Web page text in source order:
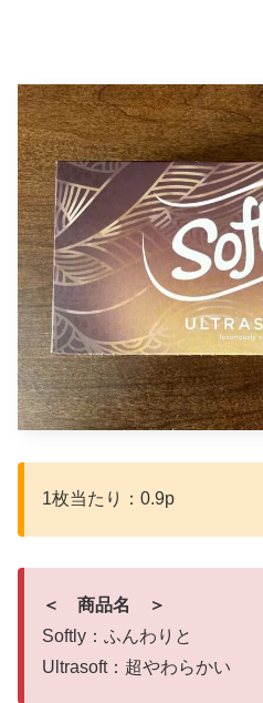
1枚当たり：0.9p
＜ 商品名 ＞
Softly：ふんわりと
Ultrasoft：超やわらかい